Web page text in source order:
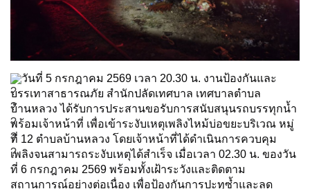
วันที่ 5 กรกฎาคม 2569 เวลา 20.30 น. งานป้องกันและ
บรรเทาสาธารณภัย สำนักปลัดเทศบาล เทศบาลตำบล
บ้านหลวง ได้รับการประสานขอรับการสนับสนุนรถบรรทุกน้ำ
พร้อมเจ้าหน้าที่ เพื่อเข้าระงับเหตุเพลิงไหม้บ่อขยะบริเวณ หมู่
ที่ 12 ตำบลบ้านหลวง โดยเจ้าหน้าที่ได้ดำเนินการควบคุม
เพลิงจนสามารถระงับเหตุได้สำเร็จ เมื่อเวลา 02.30 น. ของวัน
ที่ 6 กรกฎาคม 2569 พร้อมทั้งเฝ้าระวังและติดตาม
สถานการณ์อย่างต่อเนื่อง เพื่อป้องกันการปะทุซ้ำและลด